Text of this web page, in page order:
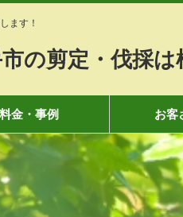
ます！
の剪定・伐採は
料金・事例 お客